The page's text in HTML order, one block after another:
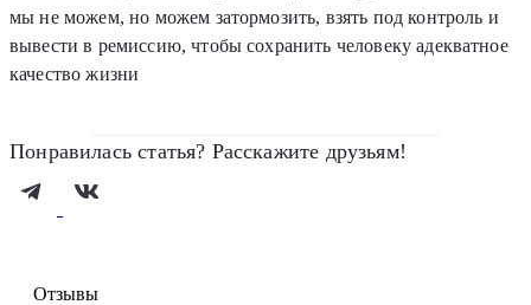
мы не можем, но можем затормозить, взять под контроль и
вывести в ремиссию, чтобы сохранить человеку адекватное
качество жизни
Понравилась статья? Расскажите друзьям!
Отзывы